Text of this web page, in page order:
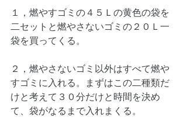
１，燃やすゴミの４５Ｌの黄色の袋を
二セットと燃やさないゴミの２０Ｌ一
袋を買ってくる。
２，燃やさないゴミ以外はすべて燃や
すゴミに入れる。まずはこの二種類だ
けと考えて３０分だけと時間を決め
て、袋がなるまで入れまくる。